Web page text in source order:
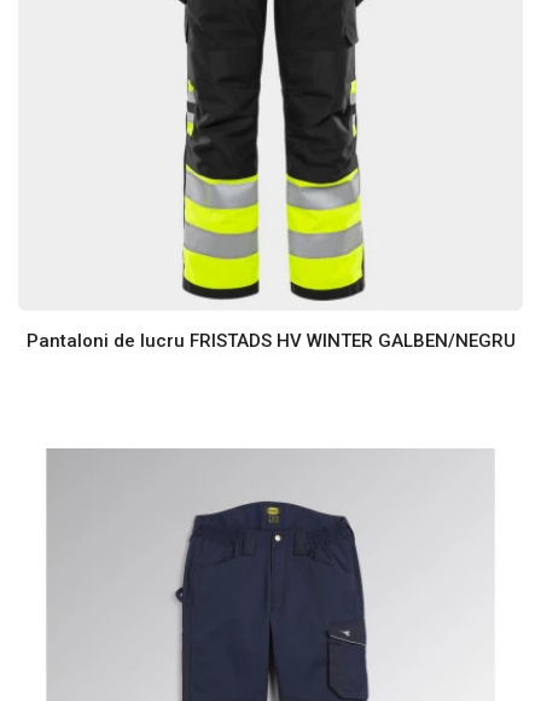
Pantaloni de lucru FRISTADS HV WINTER GALBEN/NEGRU